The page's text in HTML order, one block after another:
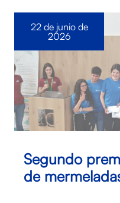
Segundo
de
22 de junio de
2026